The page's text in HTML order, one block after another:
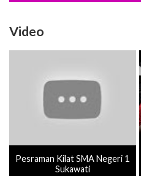
Video
Pesraman Kilat SMA Negeri 1
Sukawati